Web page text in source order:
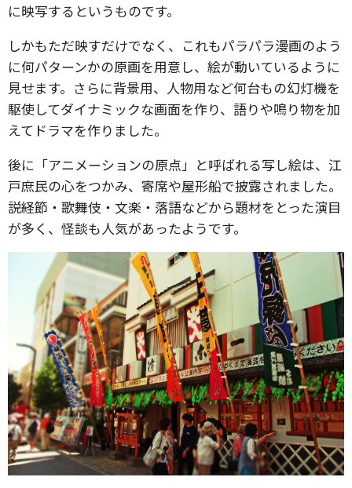
に映写するというものです。
しかもただ映すだけでなく、これもパラパラ漫画のよう
に何パターンかの原画を用意し、絵が動いているように
見せます。さらに背景用、人物用など何台もの幻灯機を
駆使してダイナミックな画面を作り、語りや鳴り物を加
えてドラマを作りました。
後に「アニメーションの原点」と呼ばれる写し絵は、江
戸庶民の心をつかみ、寄席や屋形船で披露されました。
説経節・歌舞伎・文楽・落語などから題材をとった演目
が多く、怪談も人気があったようです。